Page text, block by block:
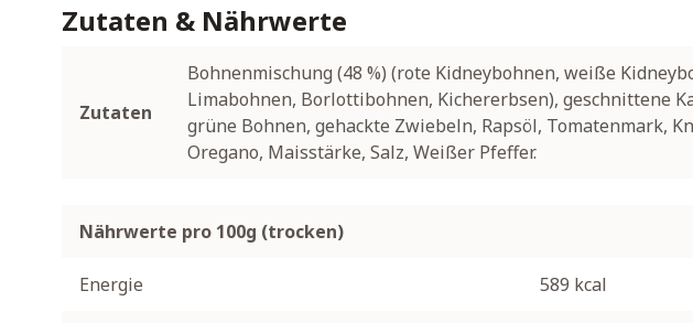
Zutaten & Nährwerte
Zutaten
Bohnenmischung (48 %) (rote Kidneybohnen, weiße
Limabohnen, Borlottibohnen, Kichererbsen), geschnittene
grüne Bohnen, gehackte Zwiebeln, Rapsöl, Tomatenmark,
Oregano, Maisstärke, Salz, Weißer Pfeffer.
Nährwerte pro 100g (trocken)
Energie 589 kcal